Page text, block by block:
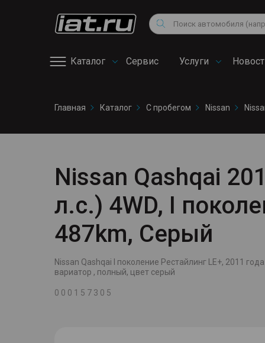
Поиск
Каталог Сервис
сервис
Услуги
Снегоходы
Квадроциклы
Главная Каталог С пробегом Nissan
Nissan Qashqai
л.с.) 4WD, I
487km, Серый
Nissan Qashqai I поколение Рестайлинг LE+, 2011
вариатор , полный, цвет серый
0 0 0 1 5 7 3 0 5